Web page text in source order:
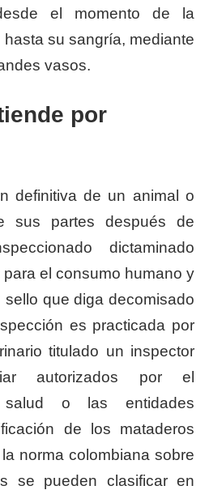
el momento de la
su sangría, mediante
vasos.
por
definitiva de un animal o
sus partes después de
dictaminado
el consumo humano y
sello que diga decomisado
es practicada por
titulado un inspector
autorizados por el
salud o las entidades
de los mataderos
norma colombiana sobre
se pueden clasificar en